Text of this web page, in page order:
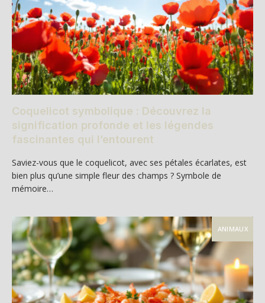
Coquelicot symbolique : Découvrez la
signification profonde et les légendes
fascinantes qui l’entourent
Saviez-vous que le coquelicot, avec ses pétales écarlates, est
bien plus qu’une simple fleur des champs ? Symbole de
mémoire…
ANIMAUX